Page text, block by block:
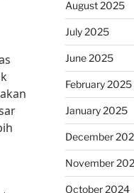
August 2025
July 2025
June 2025
February 2025
January 2025
December
November
October 2024